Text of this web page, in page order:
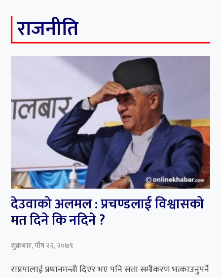
राजनीति
देउवाको अलमल : प्रचण्डलाई विश्वासको
मत दिने कि नदिने ?
शुक्रबार, पौष २२, २०७९
राप्रपालाई प्रधानमन्त्री दिएर भए पनि सत्ता समीकरण भत्काउनुपर्ने